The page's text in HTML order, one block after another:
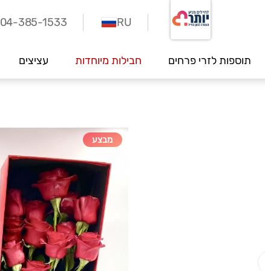
04-385-1533 RU
תוספות לזרי פרחים חבילות מיוחדות עציצים
מבצע